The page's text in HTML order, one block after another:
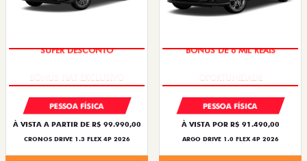
SUPER DESCONTO
PESSOA FÍSICA
À VISTA A PARTIR DE R$ 99.990,00
CRONOS DRIVE 1.3 FLEX 4P 2026
BÔNUS DE 6 MIL REAIS
PESSOA FÍSICA
À VISTA POR R$ 91.490,00
ARGO DRIVE 1.0 FLEX 4P 2026